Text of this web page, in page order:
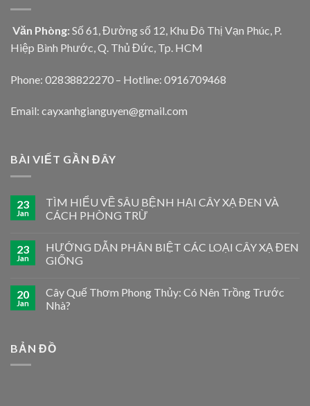
Văn Phòng: Số 61, Đường số 12, Khu Đô Thị Vạn Phúc, P.
Hiệp Bình Phước, Q. Thủ Đức, Tp. HCM
Phone: 02838822270 – Hotline: 0916709468
Email: cayxanhgianguyen@gmail.com
BÀI VIẾT GẦN ĐÂY
23
Jan
TÌM HIỂU VỀ SÂU BỆNH HẠI CÂY XẠ ĐEN VÀ
CÁCH PHÒNG TRỪ
23
Jan
HƯỚNG DẪN PHÂN BIỆT CÁC LOẠI CÂY XẠ ĐEN
GIỐNG
20
Jan
Cây Quế Thơm Phong Thủy: Có Nên Trồng Trước
Nhà?
BẢN ĐỒ